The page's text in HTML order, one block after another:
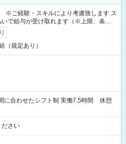
※ご経験・スキルにより考慮致します ス
いで給与が受け取れます（※上限、条件
（規定あり）
さい